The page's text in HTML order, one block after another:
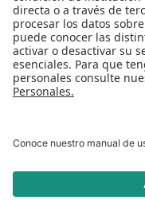
Multimedia
Noticias
Preguntas frecuentes